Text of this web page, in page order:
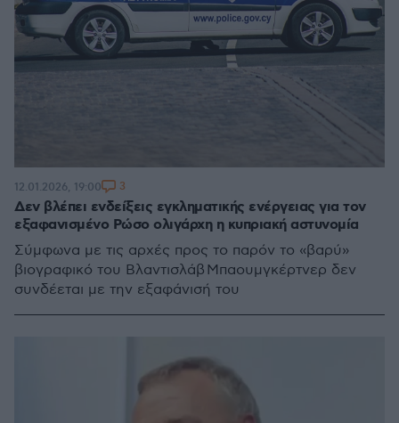
Δεν βλέπει ενδείξεις εγκληματικής ενέργειας για τον
εξαφανισμένο Ρώσο ολιγάρχη η κυπριακή αστυνομία
Σύμφωνα με τις αρχές προς το παρόν το «βαρύ»
βιογραφικό του Βλαντισλάβ Μπαουμγκέρτνερ δεν
συνδέεται με την εξαφάνισή του
12.01.2026, 19:00 3